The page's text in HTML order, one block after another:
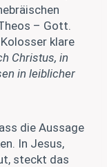
– Gott.
klare
Christus, in
in leiblicher
die Aussage
In Jesus,
steckt das